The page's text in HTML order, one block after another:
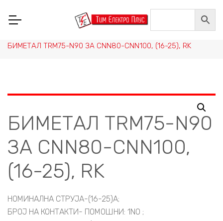
НИСКОНАПОНСКА ОПРЕМА
СКЛОПНА ТЕХНИКА, РЕЛЕИ И ПРЕИНУВАЧИ
БИМЕТАЛ TRM75-N90 ЗА CNN80-CNN100, (16-25), RK
БИМЕТАЛ TRM75-N90
ЗА CNN80-CNN100,
(16-25), RK
НОМИНАЛНА СТРУЈА-(16-25)A;
БРОЈ НА КОНТАКТИ- ПОМОШНИ: 1NO ;